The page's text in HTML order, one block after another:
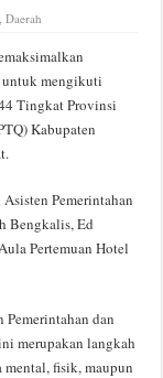
,Daerah
untuk mengikuti
Tingkat Provinsi
Kabupaten
Pemerintahan
Bengkalis, Ed
Pertemuan Hotel
dan
merupakan langkah
mental, fisik, maupun